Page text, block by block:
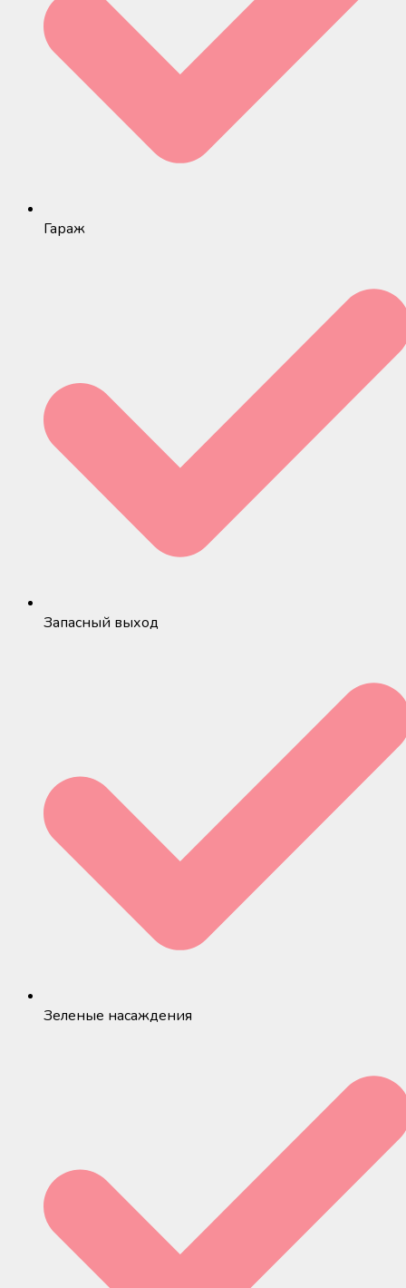
Гараж
Запасный выход
Зеленые насаждения